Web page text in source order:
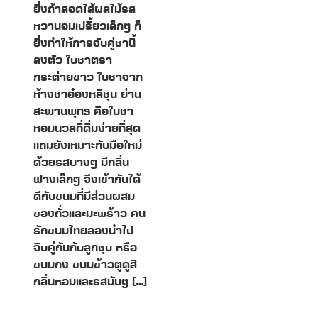
ยิ่งถ้าสอดไส้ผลไม้รส
หวานอมเปรี้ยวเล็กๆ ก็
ยิ่งทำให้การจับคู่ชานี้
ลงตัว ใบชาตรา
กระต่ายขาว ใบชาจาก
ห้างชาอ๋องหลีชุน ย่าน
สะพานพุทธ คือใบชา
หอมนวลที่ดื่มง่ายที่สุด
แถมยังเหมาะกับมือใหม่
ด้วยรสบางๆ มีกลิ่น
ฟางเล็กๆ จึงเข้ากันได้
ดีกับขนมที่มีส่วนผสม
ของถั่วและมะพร้าว คน
รักขนมไทยลองนำไป
จิบคู่กันกับลูกชุบ หรือ
ขนมกง ขนมข้าวตูดูสิ
กลิ่นหอมและรสมันๆ […]